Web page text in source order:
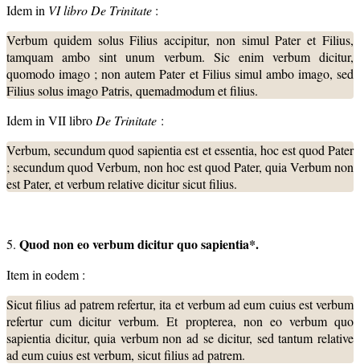
Idem in VI libro De Trinitate :
Verbum quidem solus Filius accipitur, non simul Pater et Filius,
tamquam ambo sint unum verbum. Sic enim verbum dicitur,
quomodo imago ; non autem Pater et Filius simul ambo imago, sed
Filius solus imago Patris, quemadmodum et filius.
Idem in VII libro De Trinitate :
Ver­bum, secundum quod sapientia est et essentia, hoc est quod Pater
; secundum quod Verbum, non hoc est quod Pater, quia Verbum non
est Pater, et verbum relative dicitur sicut filius.
5. Quod non eo verbum dicitur quo sapientia*.
Item in eodem :
Sicut filius ad patrem refertur, ita et verbum ad eum cuius est verbum
refertur cum dicitur verbum. Et propterea, non eo verbum quo
sapientia dicitur, quia verbum non ad se dicitur, sed tantum relative
ad eum cuius est verbum, sicut filius ad patrem.